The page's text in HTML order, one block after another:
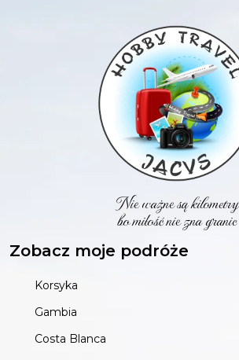
Nie ważne są kilometry
bo miłość nie zna granic
Zobacz moje podróże
Korsyka
Gambia
Costa Blanca